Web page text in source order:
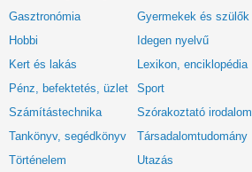
Gasztronómia
Gyermekek és szülők
Hobbi
Idegen nyelvű
Kert és lakás
Lexikon, enciklopédia
Pénz, befektetés, üzlet
Sport
Számítástechnika
Szórakoztató irodalom
Tankönyv, segédkönyv
Társadalomtudomány
Történelem
Utazás